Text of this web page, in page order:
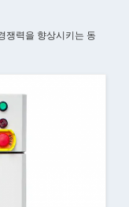
쟁력을 향상시키는 동